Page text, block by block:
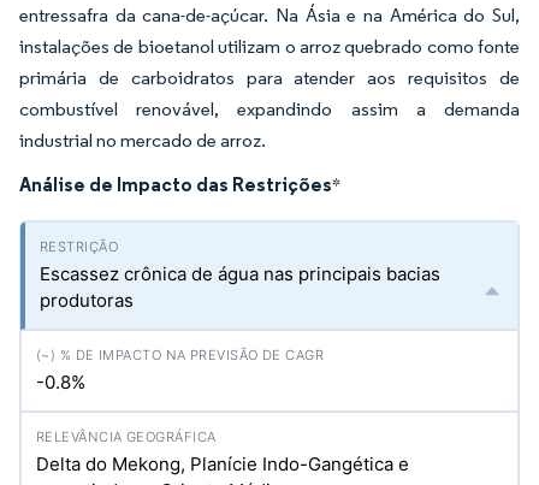
entressafra da cana-de-açúcar. Na Ásia e na América do Sul,
instalações de bioetanol utilizam o arroz quebrado como fonte
primária de carboidratos para atender aos requisitos de
combustível renovável, expandindo assim a demanda
industrial no mercado de arroz.
Análise de Impacto das Restrições*
Escassez crônica de água nas principais bacias
produtoras
-0.8%
Delta do Mekong, Planície Indo-Gangética e